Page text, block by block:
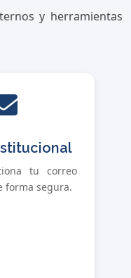
y herramientas
tu correo
forma segura.